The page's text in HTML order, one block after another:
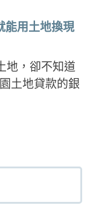
能用土地換現
地，卻不知道
土地貸款的銀